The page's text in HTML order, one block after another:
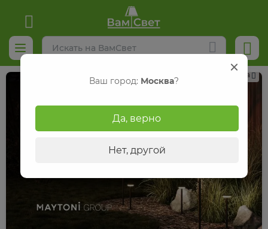
Реклама
Ваш город: Москва?
Да, верно
Нет, другой